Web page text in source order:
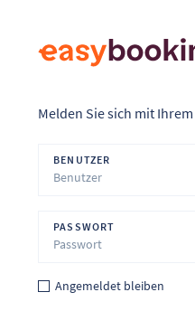
Melden Sie sich mit
BENUTZER
PASSWORT
Angemeldet bleiben